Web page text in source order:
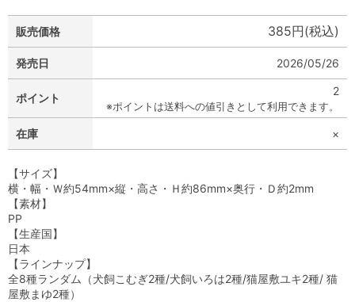
販売価格 385円(税込)
発売日 2026/05/26
ポイント
2
※ポイントは送料への値引きとして利用できます。
在庫 ×
【サイズ】
横・幅・Ｗ約54mm×縦・高さ・Ｈ約86mm×奥行・Ｄ約2mm
【素材】
PP
【生産国】
日本
【ラインナップ】
全8種ランダム（犬飼こむぎ2種/犬飼いろは2種/猫屋敷ユキ2種/ 猫
屋敷まゆ2種）